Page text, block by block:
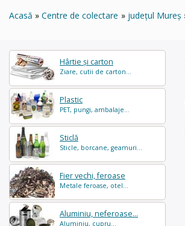
Acasă Centre de colectare județul Mureș
Hârtie și carton
Ziare, cutii de carton...
Plastic
PET, pungi, ambalaje...
Sticlă
Sticle, borcane, geamuri...
Fier vechi, feroase
Metale feroase, otel...
Aluminiu, neferoase...
Aluminiu, cupru...